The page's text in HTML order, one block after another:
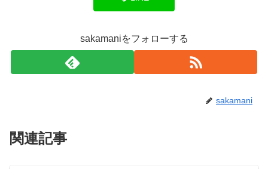
sakamaniをフォローする
sakamani
関連記事